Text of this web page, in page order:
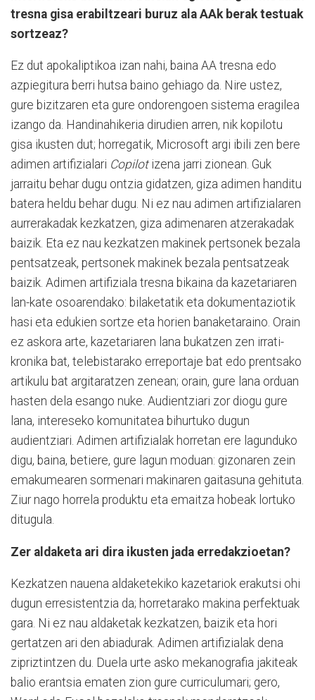
tresna gisa erabiltzeari buruz ala AAk berak testuak
sortzeaz?
Ez dut apokaliptikoa izan nahi, baina AA tresna edo
azpiegitura berri hutsa baino gehiago da. Nire ustez,
gure bizitzaren eta gure ondorengoen sistema eragilea
izango da. Handinahikeria dirudien arren, nik kopilotu
gisa ikusten dut; horregatik, Microsoft argi ibili zen bere
adimen artifizialari Copilotizena jarri zionean. Guk
jarraitu behar dugu ontzia gidatzen, giza adimen handitu
batera heldu behar dugu. Ni ez nau adimen artifizialaren
aurrerakadak kezkatzen, giza adimenaren atzerakadak
baizik. Eta ez nau kezkatzen makinek pertsonek bezala
pentsatzeak, pertsonek makinek bezala pentsatzeak
baizik. Adimen artifiziala tresna bikaina da kazetariaren
lan-kate osoarendako: bilaketatik eta dokumentaziotik
hasi eta edukien sortze eta horien banaketaraino. Orain
ez askora arte, kazetariaren lana bukatzen zen irrati-
kronika bat, telebistarako erreportaje bat edo prentsako
artikulu bat argitaratzen zenean; orain, gure lana orduan
hasten dela esango nuke. Audientziari zor diogu gure
lana, intereseko komunitatea bihurtuko dugun
audientziari. Adimen artifizialak horretan ere lagunduko
digu, baina, betiere, gure lagun moduan: gizonaren zein
emakumearen sormenari makinaren gaitasuna gehituta.
Ziur nago horrela produktu eta emaitza hobeak lortuko
ditugula.
Zer aldaketa ari dira ikusten jada erredakzioetan?
Kezkatzen nauena aldaketekiko kazetariok erakutsi ohi
dugun erresistentzia da; horretarako makina perfektuak
gara. Ni ez nau aldaketak kezkatzen, baizik eta hori
gertatzen ari den abiadurak. Adimen artifizialak dena
zipriztintzen du. Duela urte asko mekanografia jakiteak
balio erantsia ematen zion gure curriculumari; gero,